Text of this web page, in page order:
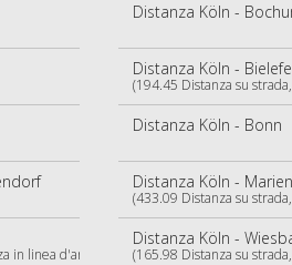
Distanza Köln -
Distanza Köln -
(194.45 Distanza su
Distanza Köln - Bonn
Distanza Köln -
(433.09 Distanza su
in linea d'aria)
Distanza Köln -
(165.98 Distanza su